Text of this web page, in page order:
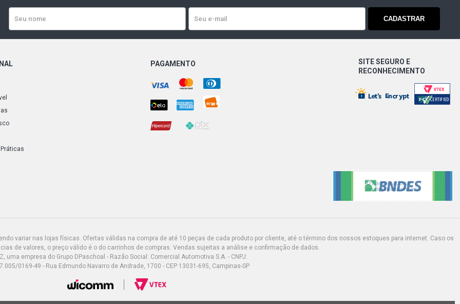
CADASTRAR
PAGAMENTO
SITE SEGURO E
RECONHECIMENTO
variar nas lojas físicas. Ofertas válidas na compra de até 10 peças de cada produto por cliente, até o término dos nossos estoques para internet. Caso os
de valores, o preço válido é o do carrinhos de compras. Vendas sujeitas a análise e confirmação de dados.
uma empresa do Grupo DPaschoal - Razão Social: Comercial Automotiva S.A. - CNPJ:
0169-49 - Rua Edmundo Navarro de Andrade, 1700 - CEP 13031-695, Campinas-SP